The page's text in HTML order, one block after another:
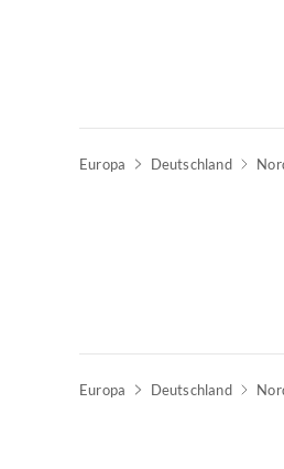
Europa Deutschland
Europa Deutschland